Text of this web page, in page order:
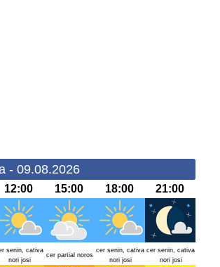
- 09.08.2026
12:00 15:00 18:00 21:00
senin, cativa
nori josi
cer partial noros
cer senin, cativa
nori josi
cer senin, cativa
nori josi